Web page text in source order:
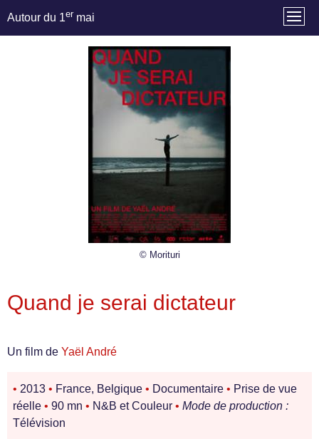
Autour du 1er mai
© Morituri
Quand je serai dictateur
Un film de Yaël André
• 2013 • France, Belgique • Documentaire • Prise de vue
réelle • 90 mn • N&B et Couleur • Mode de production :
Télévision